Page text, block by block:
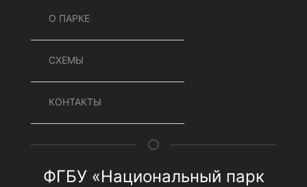
О ПАРКЕ
СХЕМЫ
КОНТАКТЫ
ФГБУ «Национальный парк